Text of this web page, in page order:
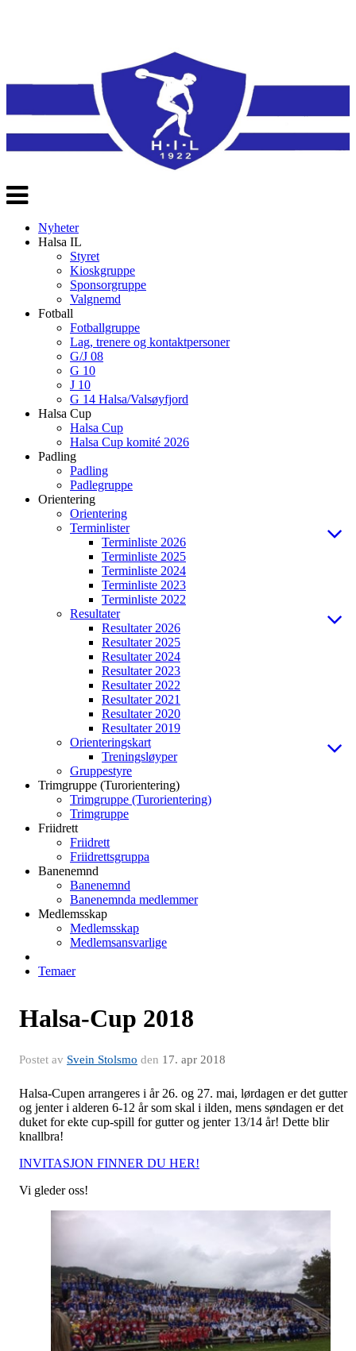
Veksle
navigasjon
Nyheter
Halsa IL
Styret
Kioskgruppe
Sponsorgruppe
Valgnemd
Fotball
Fotballgruppe
Lag, trenere og kontaktpersoner
G/J 08
G 10
J 10
G 14 Halsa/Valsøyfjord
Halsa Cup
Halsa Cup
Halsa Cup komité 2026
Padling
Padling
Padlegruppe
Orientering
Orientering
Terminlister
Terminliste 2026
Terminliste 2025
Terminliste 2024
Terminliste 2023
Terminliste 2022
Resultater
Resultater 2026
Resultater 2025
Resultater 2024
Resultater 2023
Resultater 2022
Resultater 2021
Resultater 2020
Resultater 2019
Orienteringskart
Treningsløyper
Gruppestyre
Trimgruppe (Turorientering)
Trimgruppe (Turorientering)
Trimgruppe
Friidrett
Friidrett
Friidrettsgruppa
Banenemnd
Banenemnd
Banenemnda medlemmer
Medlemsskap
Medlemsskap
Medlemsansvarlige
Temaer
Halsa-Cup 2018
Postet av Svein Stolsmo den 17. apr 2018
Halsa-Cupen arrangeres i år 26. og 27. mai, lørdagen er det gutter
og jenter i alderen 6-12 år som skal i ilden, mens søndagen er det
duket for ekte cup-spill for gutter og jenter 13/14 år! Dette blir
knallbra!
INVITASJON FINNER DU HER!
Vi gleder oss!